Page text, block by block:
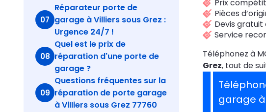
07
Réparateur porte de
garage à Villiers sous Grez :
Urgence 24/7 !
08
Quel est le prix de
réparation d'une porte de
garage ?
09
Questions fréquentes sur la
réparation de porte garage
à Villiers sous Grez 77760
Prix
Pièces
Devis
Service
Téléphonez à
Grez, tout de
garage à